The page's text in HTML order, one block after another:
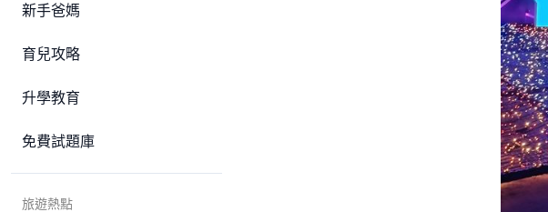
新手爸媽
育兒攻略
升學教育
免費試題庫
旅遊熱點